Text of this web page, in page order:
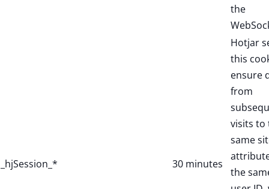
the
_hjSession_* 30 minutes
Hotjar
this
ensure
from
visits to
same
the